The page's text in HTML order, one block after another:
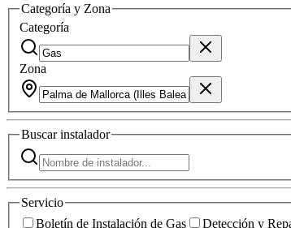
Categoría y Zona
Categoría
Zona
Buscarinstalador
Servicio
Boletín de Instalación de Gas
Detección y